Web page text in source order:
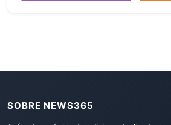
SOBRE NEWS365